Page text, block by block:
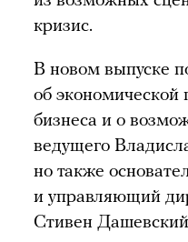
кризис.
В новом выпуске
об экономической
бизнеса и о
ведущего
но также
и управляющий
Стивен